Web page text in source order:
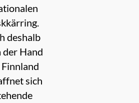
deshalb
der Hand
sich